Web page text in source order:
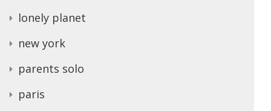
lonely planet
new york
parents solo
paris